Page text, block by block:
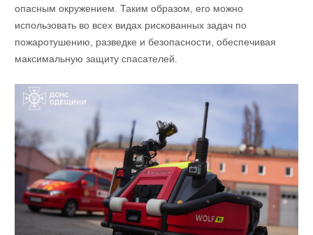
опасным окружением. Таким образом, его можно
использовать во всех видах рискованных задач по
пожаротушению, разведке и безопасности, обеспечивая
максимальную защиту спасателей.